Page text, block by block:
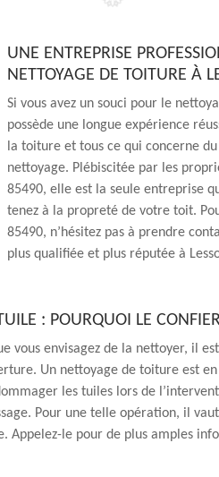
UNE ENTREPRISE
NETTOYAGE DE TOITURE À
Si vous avez un souci pour le
possède une longue expérience
la toiture et tous ce qui concerne
nettoyage. Plébiscitée par les
85490, elle est la seule entreprise
tenez à la propreté de votre toit.
85490, n’hésitez pas à prendre
plus qualifiée et plus réputée à
: POURQUOI LE
vous envisagez de la nettoyer, il
Un nettoyage de toiture est
les tuiles lors de
Pour une telle opération, il
Appelez-le pour de plus amples